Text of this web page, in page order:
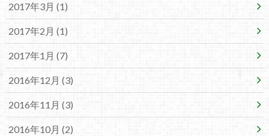
2017年3月 (1)
2017年2月 (1)
2017年1月 (7)
2016年12月 (3)
2016年11月 (3)
2016年10月 (2)